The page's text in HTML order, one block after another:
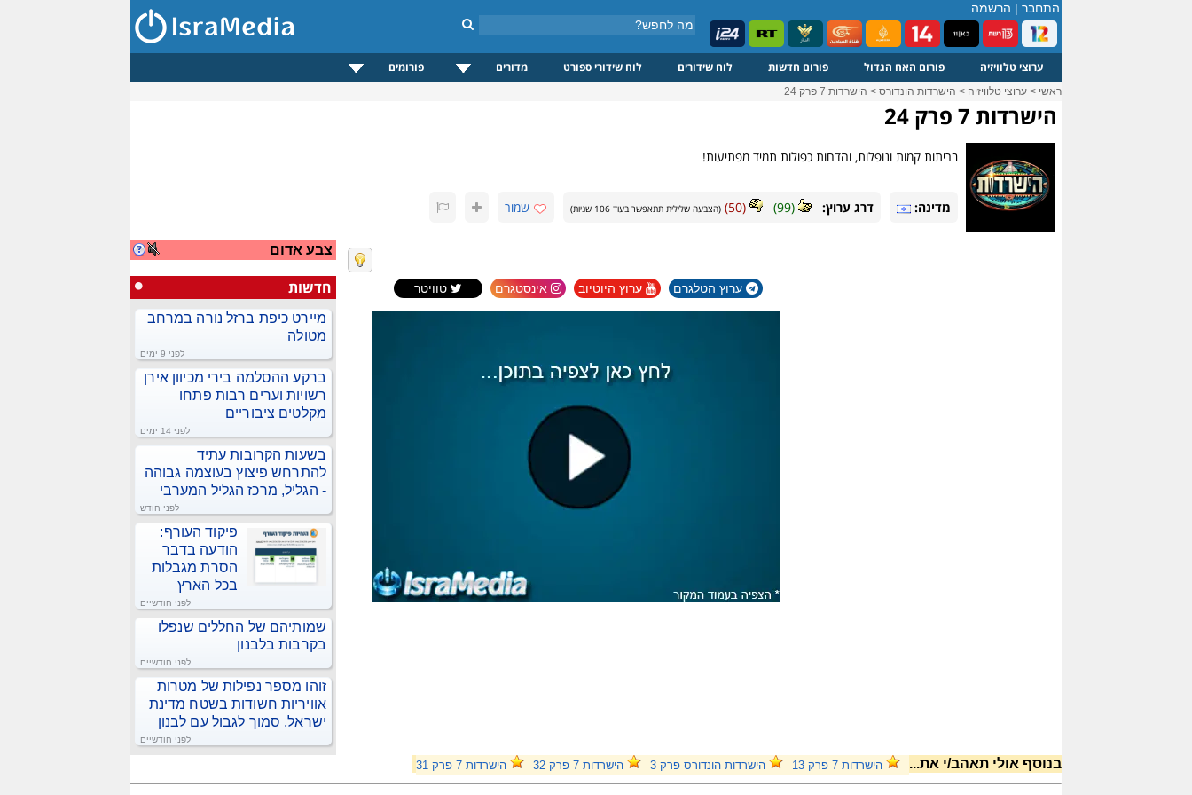
התחבר | הרשמה
ערוצי טלוויזיה פורום האח הגדול פורום חדשות לוח שידורים לוח שידורי ספורט מדורים פורומים
ראשי > ערוצי טלוויזיה > הישרדות הונדורס > הישרדות 7 פרק 24
הישרדות 7 פרק 24
בריתות קמות ונופלות, והדחות כפולות תמיד מפתיעות!
מדינה: דרג ערוץ: (
99
)
(
50
) (הצבעה שלילית תתאפשר בעוד 106 שניות) שמור
צבע אדום
חדשות
מיירט כיפת ברזל נורה במרחב
מטולה
לפני 9 ימים
ברקע ההסלמה בירי מכיוון אירן
רשויות וערים רבות פתחו
מקלטים ציבוריים
לפני 14 ימים
בשעות הקרובות עתיד
להתרחש פיצוץ בעוצמה גבוהה
- הגליל, מרכז הגליל המערבי
לפני חודש
פיקוד העורף:
הודעה בדבר
הסרת מגבלות
בכל הארץ
לפני חודשיים
שמותיהם של החללים שנפלו
בקרבות בלבנון
לפני חודשיים
זוהו מספר נפילות של מטרות
אוויריות חשודות בשטח מדינת
ישראל, סמוך לגבול עם לבנון
לפני חודשיים
ערוץ הטלגרם ערוץ היוטיוב אינסטגרם טוויטר
בנוסף אולי תאהב/י את... הישרדות 7 פרק 13 הישרדות הונדורס פרק 3 הישרדות 7 פרק 32 הישרדות 7 פרק 31